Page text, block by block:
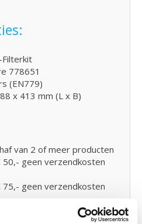
Filterkit
778651
(EN779)
x 413 mm (L x B)
van 2 of meer producten
50,- geen verzendkosten
75,- geen verzendkosten